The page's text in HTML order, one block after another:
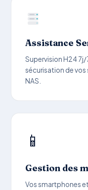
Assistance
Supervision H24
sécurisation de vos
NAS.
📱
Gestion des
Vos smartphones